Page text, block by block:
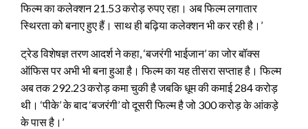
फिल्म का कलेक्शन 21.53 करोड़ रुपए रहा। अब फिल्म लगातार
स्थिरता को बनाए हुए हैं। साथ ही बढ़िया कलेक्शन भी कर रही है।’
ट्रेड विशेषज्ञ तरण आदर्श ने कहा, ‘बजरंगी भाईजान’ का जोर बॉक्स
ऑफिस पर अभी भी बना हुआ है। फिल्म का यह तीसरा सप्ताह है। फिल्म
अब तक 292.23 करोड़ कमा चुकी है जबकि धूम की कमाई 284 करोड़
थी। ‘पीके’ के बाद ‘बजरंगी’ वो दूसरी फिल्म है जो 300 करोड़ के आंकड़े
के पास है।’